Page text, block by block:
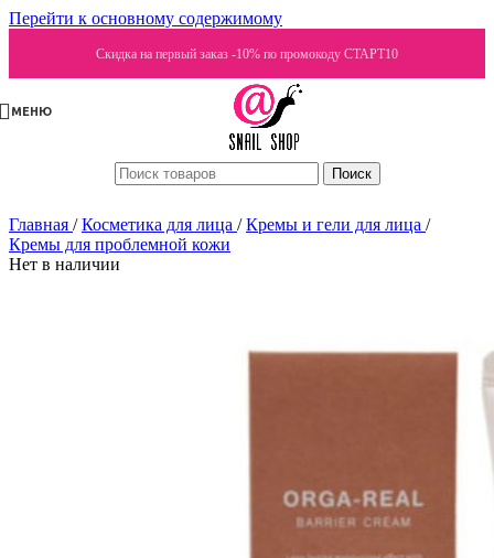
Перейти к основному содержимому
Скидка на первый заказ -10% по промокоду СТАРТ10
МЕНЮ
Поиск
Главная / Косметика для лица / Кремы и гели для лица /
Кремы для проблемной кожи
Нет в наличии